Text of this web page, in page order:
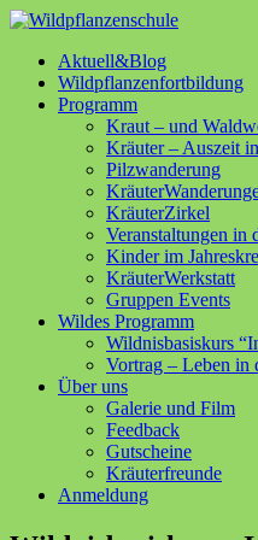
Aktuell&Blog
Wildpflanzenfortbildung
Programm
Kraut – und
Kräuter – Auszeit
Pilzwanderung
KräuterZirkel
Veranstaltungen in
Kinder im
KräuterWerkstatt
Gruppen Events
Wildes Programm
Wildnisbasiskurs
Vortrag – Leben in
Über uns
Galerie und Film
Feedback
Gutscheine
Kräuterfreunde
Anmeldung